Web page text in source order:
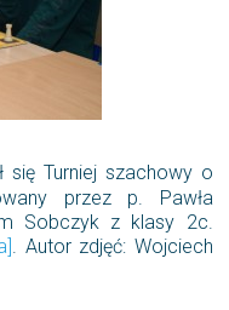
się Turniej szachowy o
przez p. Pawła
Sobczyk z klasy 2c.
. Autor zdjęć: Wojciech